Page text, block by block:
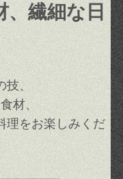
繊細な日
技、
材、
理をお楽しみくだ